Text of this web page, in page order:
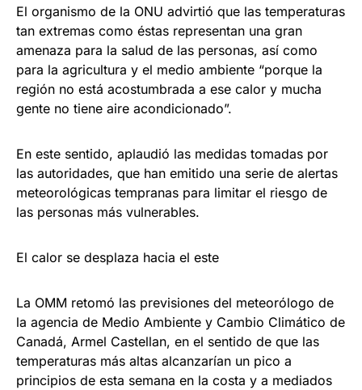
El organismo de la ONU advirtió que las temperaturas
tan extremas como éstas representan una gran
amenaza para la salud de las personas, así como
para la agricultura y el medio ambiente “porque la
región no está acostumbrada a ese calor y mucha
gente no tiene aire acondicionado”.
En este sentido, aplaudió las medidas tomadas por
las autoridades, que han emitido una serie de alertas
meteorológicas tempranas para limitar el riesgo de
las personas más vulnerables.
El calor se desplaza hacia el este
La OMM retomó las previsiones del meteorólogo de
la agencia de Medio Ambiente y Cambio Climático de
Canadá, Armel Castellan, en el sentido de que las
temperaturas más altas alcanzarían un pico a
principios de esta semana en la costa y a mediados